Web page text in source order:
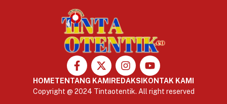
HOMETENTANG KAMI REDAKSI KONTAK KAMI
Copyright @ 2024 Tintaotentik. All right reserved